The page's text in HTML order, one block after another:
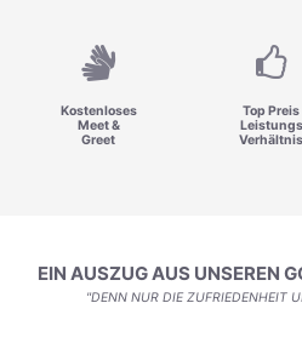
Kostenloses
Meet &
Greet
Top Preis
Leistungs
Verhältnis
EIN AUSZUG AUS UNSEREN
"DENN NUR DIE ZUFRIEDENHEIT